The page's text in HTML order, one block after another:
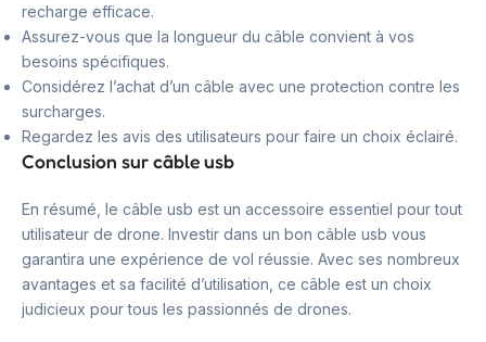
recharge efficace.
Assurez-vous que la longueur du câble convient à vos
besoins spécifiques.
Considérez l’achat d’un câble avec une protection contre les
surcharges.
Regardez les avis des utilisateurs pour faire un choix éclairé.
Conclusion sur câble usb
En résumé, le câble usb est un accessoire essentiel pour tout
utilisateur de drone. Investir dans un bon câble usb vous
garantira une expérience de vol réussie. Avec ses nombreux
avantages et sa facilité d’utilisation, ce câble est un choix
judicieux pour tous les passionnés de drones.